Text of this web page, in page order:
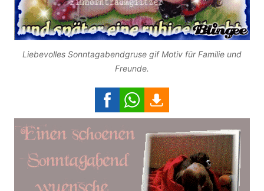
Liebevolles Sonntagabendgruse gif Motiv für Familie und
Freunde.